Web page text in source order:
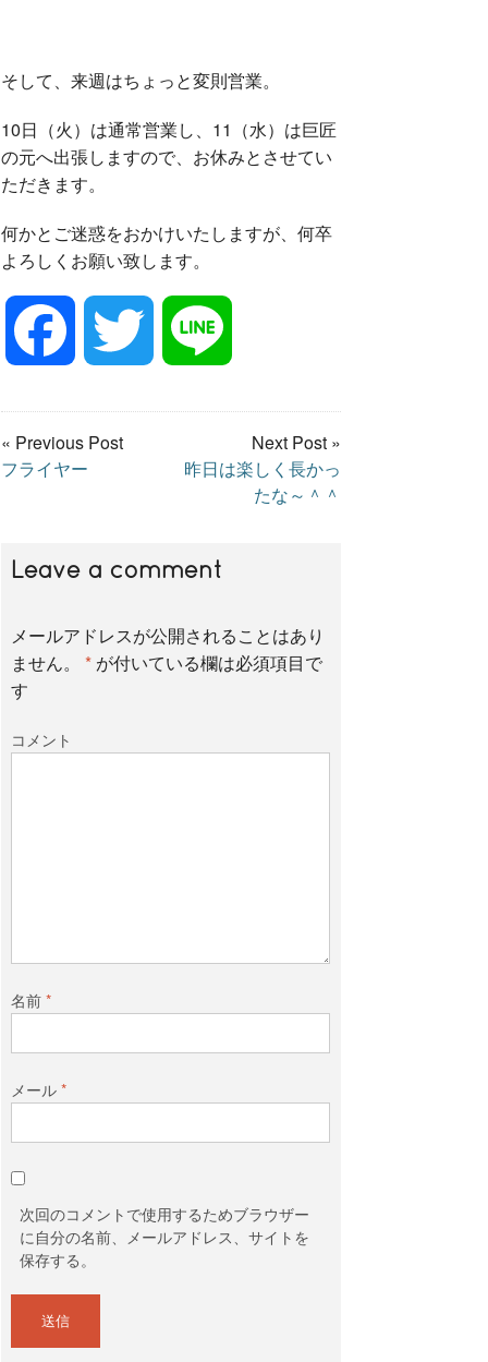
そして、来週はちょっと変則営業。
10日（火）は通常営業し、11（水）は巨匠
の元へ出張しますので、お休みとさせてい
ただきます。
何かとご迷惑をおかけいたしますが、何卒
よろしくお願い致します。
c
o
e
r
n
« Previous Post
フライヤー
Next Post »
昨日は楽しく長かっ
たな～＾＾
Leave a comment
メールアドレスが公開されることはあり
ません。
* が付いている欄は必須項目で
す
コメント
名前*
メール*
次回のコメントで使用するためブラウザー
に自分の名前、メールアドレス、サイトを
保存する。